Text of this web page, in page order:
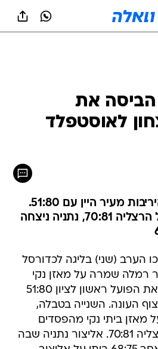
את
לאוסטפלד
האלופה טיילה מול היריבות מעיר היין עם 51:80.
רמת השרון גברה על הרצליה 70:81, נתניה ניצחה
הערב (שני) בליגה לכדורסל
רמלה שמרה על מאזן נקי
מהפסדים כשהביסה את הפועל ראשון לציון 51:80
העונה. השנייה בטבלה,
ביתי נקי מהפסדים
כשגברה על בנות הרצליה 70:81. אליצור נתניה שבה